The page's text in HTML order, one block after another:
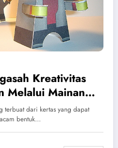
Kreativitas
Melalui Mainan
terbuat dari kertas yang dapat
bentuk…